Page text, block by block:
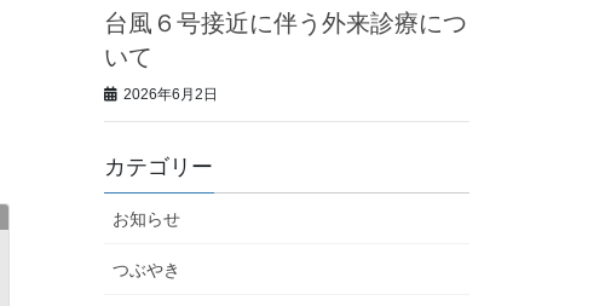
台風６号接近に伴う外来診療につ
いて
2026年6月2日
カテゴリー
お知らせ
つぶやき